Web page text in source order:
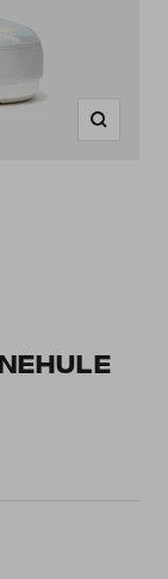
Zoom